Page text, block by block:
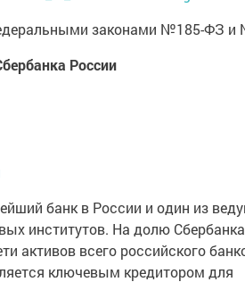
законами №185-ФЗ
России
банк в России и один из
институтов. На долю Сбербанка
активов всего российского
ключевым кредитором для